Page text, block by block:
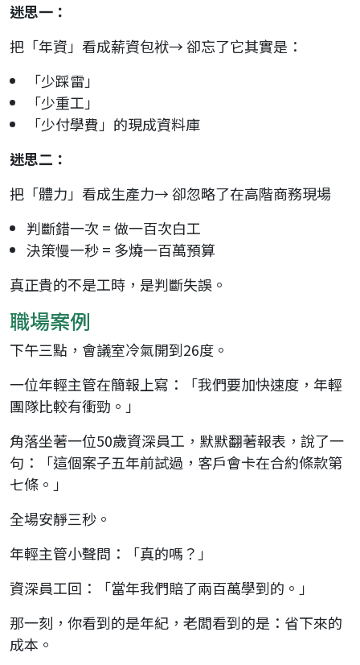
迷思一：
把「年資」看成薪資包袱→ 卻忘了它其實是：
「少踩雷」
「少重工」
「少付學費」的現成資料庫
迷思二：
把「體力」看成生產力→ 卻忽略了在高階商務現場
判斷錯一次 = 做一百次白工
決策慢一秒 = 多燒一百萬預算
真正貴的不是工時，是判斷失誤。
職場案例
下午三點，會議室冷氣開到26度。
一位年輕主管在簡報上寫：「我們要加快速度，年輕
團隊比較有衝勁。」
角落坐著一位50歲資深員工，默默翻著報表，說了一
句：「這個案子五年前試過，客戶會卡在合約條款第
七條。」
全場安靜三秒。
年輕主管小聲問：「真的嗎？」
資深員工回：「當年我們賠了兩百萬學到的。」
那一刻，你看到的是年紀，老闆看到的是：省下來的
成本。